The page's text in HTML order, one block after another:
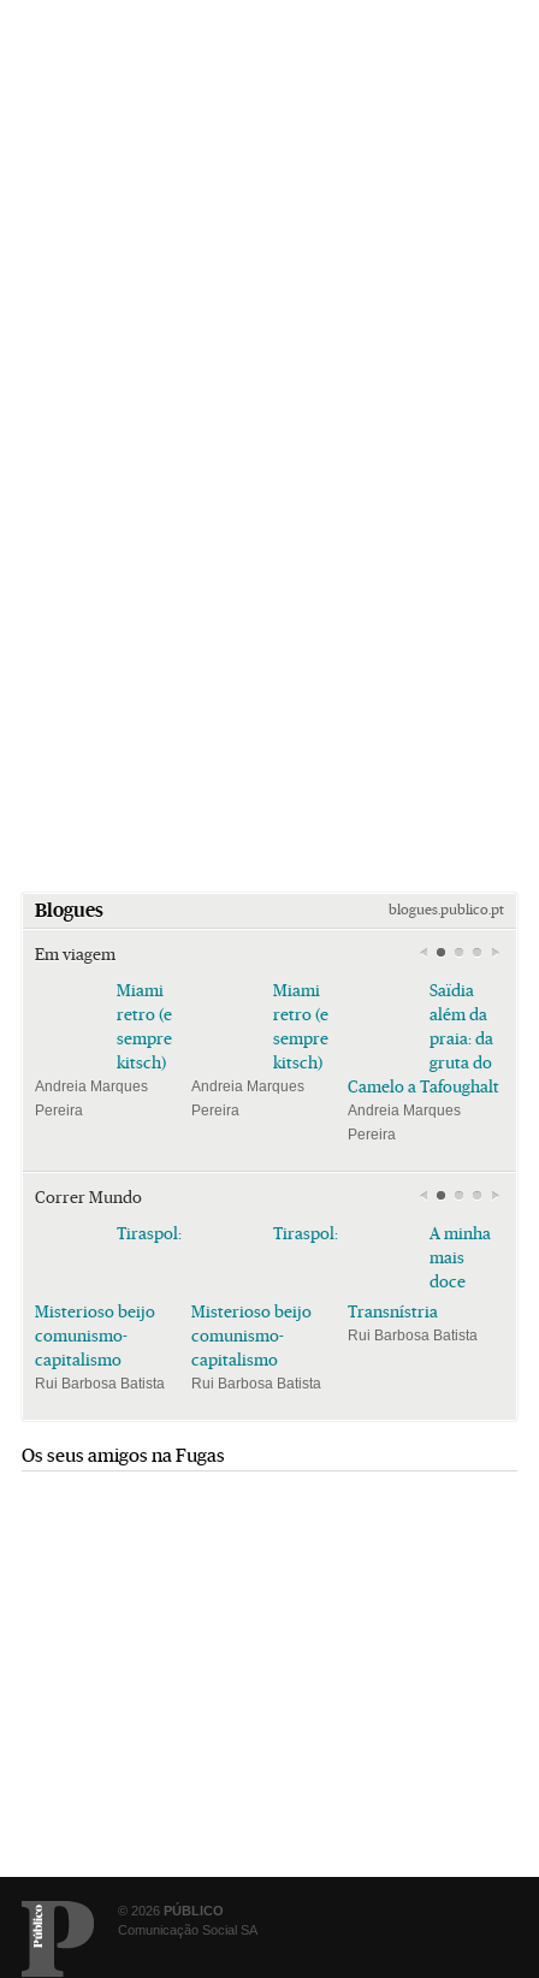
Blogues blogues.publico.pt
Em viagem
Miami
retro (e
sempre
kitsch)
Andreia Marques
Pereira
Miami
retro (e
sempre
kitsch)
Andreia Marques
Pereira
Saïdia
além da
praia: da
gruta do
Camelo a Tafoughalt
Andreia Marques
Pereira
Correr Mundo
Tiraspol:
Misterioso beijo
comunismo-
capitalismo
Rui Barbosa Batista
Tiraspol:
Misterioso beijo
comunismo-
capitalismo
Rui Barbosa Batista
A minha
mais
doce
Transnístria
Rui Barbosa Batista
Os seus amigos na Fugas
© 2026 PÚBLICO
Comunicação Social SA